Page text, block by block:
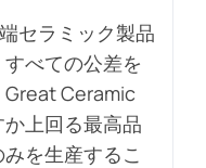
セラミック製品
べての公差を
Ceramic
上回る最高品
を生産するこ